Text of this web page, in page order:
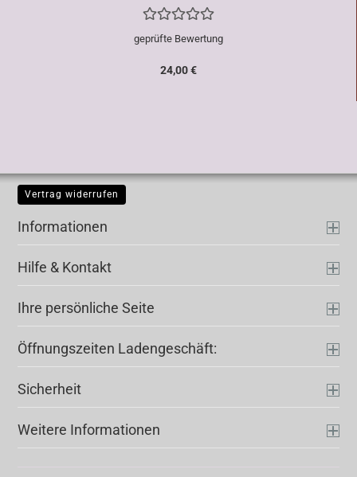
geprüfte Bewertung
24,00 €
Vertrag widerrufen
Informationen
Hilfe & Kontakt
Ihre persönliche Seite
Öffnungszeiten Ladengeschäft:
Sicherheit
Weitere Informationen